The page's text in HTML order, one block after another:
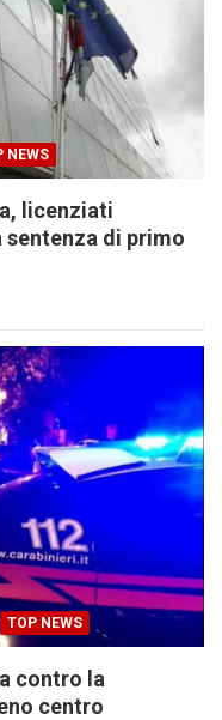
NEWS
licenziati
sentenza di primo
TOP NEWS
contro la
centro